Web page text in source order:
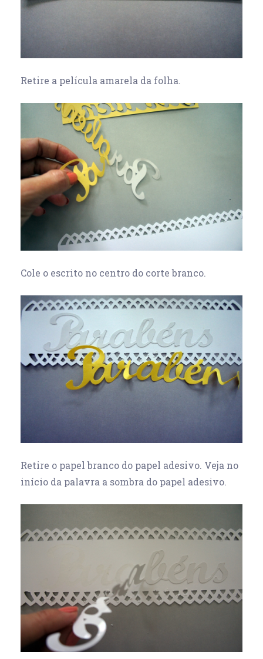
Retire a película amarela da folha.
Cole o escrito no centro do corte branco.
Retire o papel branco do papel adesivo. Veja no
início da palavra a sombra do papel adesivo.